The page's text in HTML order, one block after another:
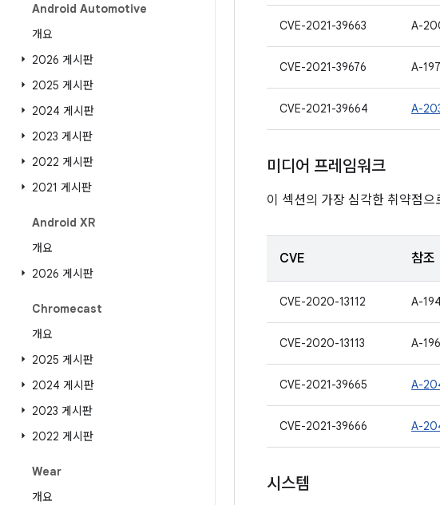
Android Automotive
개요
2026 게시판
2025 게시판
2024 게시판
2023 게시판
2022 게시판
2021 게시판
Android XR
개요
2026 게시판
Chromecast
개요
2025 게시판
2024 게시판
2023 게시판
2022 게시판
Wear
개요
CVE-2021-39663 A-
CVE-2021-39676 A-
CVE-2021-39664 A-
미디어 프레임워크
이 섹션의 가장 심각한 취약점
CVE 참조
CVE-2020-13112 A-
CVE-2020-13113 A-
CVE-2021-39665 A-
CVE-2021-39666 A-
시스템